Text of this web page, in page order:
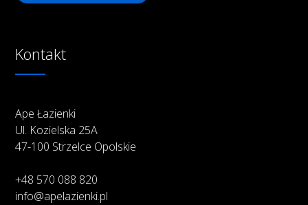
Kontakt
Ape Łazienki
Ul. Kozielska 25A
47-100 Strzelce Opolskie
+48 570 088 820
info@apelazienki.pl